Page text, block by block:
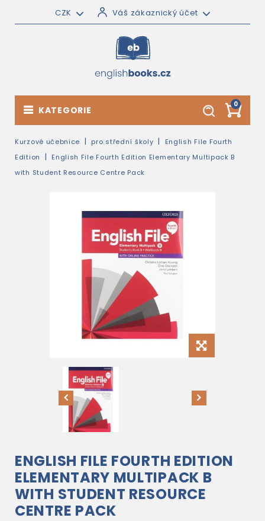
CZK Váš zákaznický účet
0
KATEGORIE
Kurzové učebnice pro střední školy
English File Fourth
Edition
English File Fourth Edition Elementary Multipack B
with Student Resource Centre Pack
ENGLISH FILE FOURTH EDITION
ELEMENTARY MULTIPACK B
WITH STUDENT RESOURCE
CENTRE PACK